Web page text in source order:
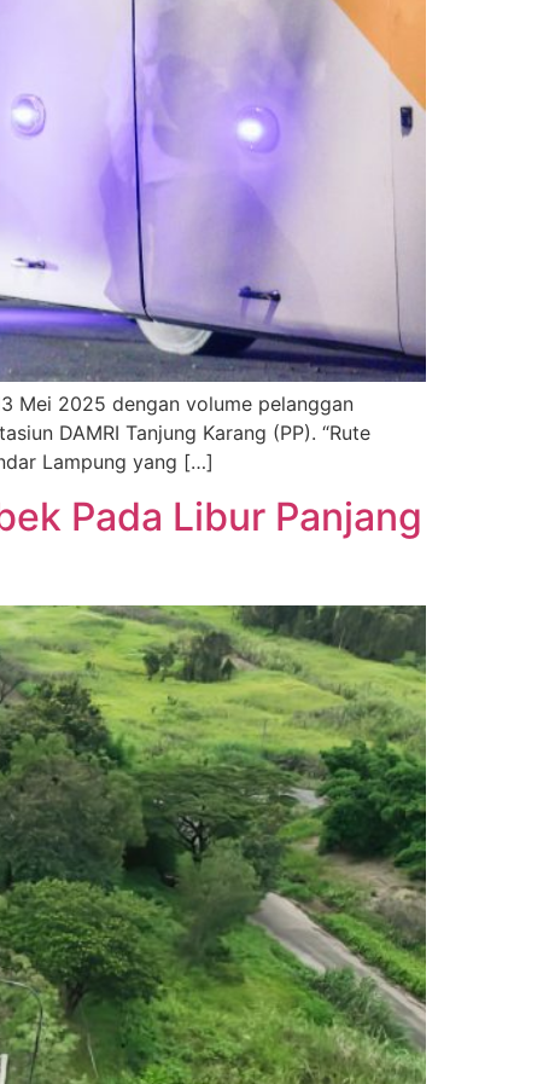
Mei 2025 dengan volume pelanggan
DAMRI Tanjung Karang (PP). “Rute
Lampung yang […]
Pada Libur Panjang